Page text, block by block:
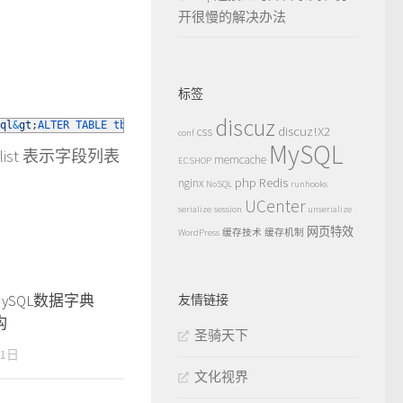
&gt ;ALTER TABLE tbl_name UNIQUE index_name ( column
表示字段列表
数据字典
日
开很慢的解决办法
标签
conf css discuz discuz!X2
ECSHOP memcache MySQL
nginx NoSQL php Redis runhooks
serialize session UCenter unserialize
WordPress 缓存技术 缓存机制 网页特效
友情链接
圣骑天下
文化视界